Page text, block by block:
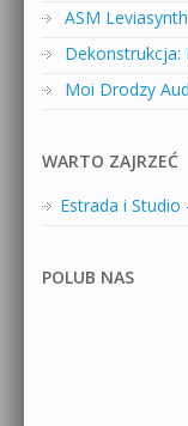
ASM
Dekonstrukcja:
Moi Drodzy
WARTO ZAJRZEĆ
Estrada i
POLUB NAS